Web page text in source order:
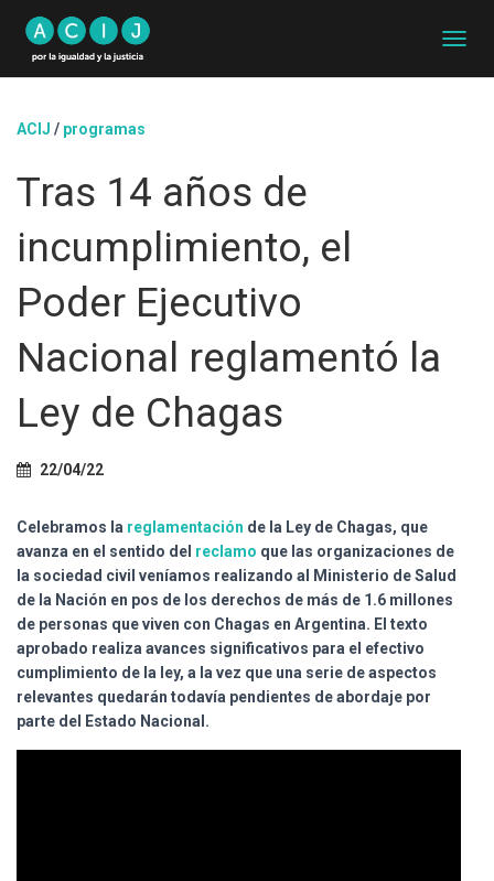
A
ACIJ / programas
Tras 14 años de
incumplimiento, el
Poder Ejecutivo
Nacional reglamentó la
Ley de Chagas
22/04/22
Celebramos la reglamentación de la Ley de Chagas, que
avanza en el sentido del reclamo que las organizaciones de
la sociedad civil veníamos realizando al Ministerio de Salud
de la Nación en pos de los derechos de más de 1.6 millones
de personas que viven con Chagas en Argentina. El texto
aprobado realiza avances significativos para el efectivo
cumplimiento de la ley, a la vez que una serie de aspectos
relevantes quedarán todavía pendientes de abordaje por
parte del Estado Nacional.